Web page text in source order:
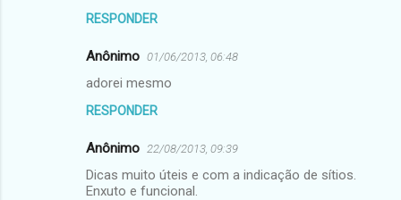
RESPONDER
Anônimo 01/06/2013, 06:48
adorei mesmo
RESPONDER
Anônimo 22/08/2013, 09:39
Dicas muito úteis e com a indicação de sítios.
Enxuto e funcional.